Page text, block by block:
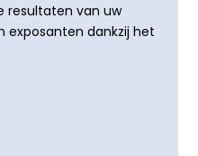
resultaten van uw
exposanten dankzij het